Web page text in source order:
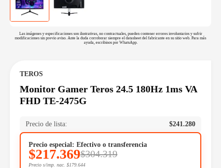
Las imágenes y especificaciones son ilustrativas, no contractuales, pueden contener errores involuntarios y sufrir
modificaciones sin previo aviso. Ante la duda corroborar siempre el datasheet del fabricante en su sitio web. Para más
ayuda, escribinos por WhatsApp.
TEROS
Monitor Gamer Teros 24.5 180Hz 1ms VA
FHD TE-2475G
Precio de lista: $241.280
Precio especial: Efectivo o transferencia
$217.369$304.319
Precio s/imp. nac. $179.644